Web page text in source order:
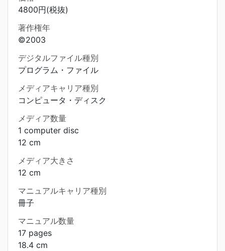
4800円(税抜)
著作権年
©2003
デジタルファイル種別
プログラム・ファイル
メディアキャリア種別
コンピュータ・ディスク
メディア数量
1 computer disc
12 cm
メディア大きさ
12 cm
マニュアルキャリア種別
冊子
マニュアル数量
17 pages
18.4 cm